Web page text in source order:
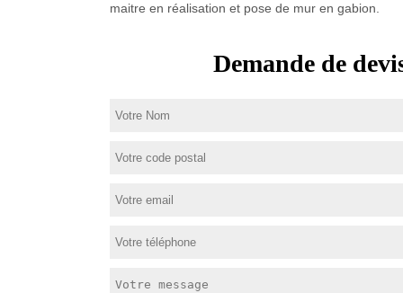
maitre en réalisation et pose de mur en gabion.
Demande de